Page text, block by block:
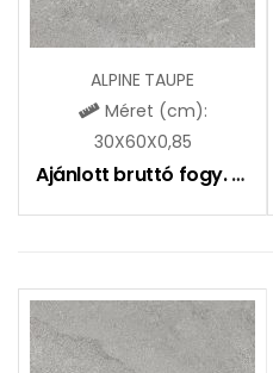
ALPINE TAUPE
Méret (cm):
30X60X0,85
Ajánlott bruttó fogy. ár: